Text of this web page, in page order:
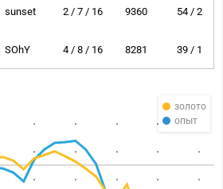
sunset 2 / 7 / 16 9360 54 / 2
SOhY 4 / 8 / 16 8281 39 / 1
золото
опыт